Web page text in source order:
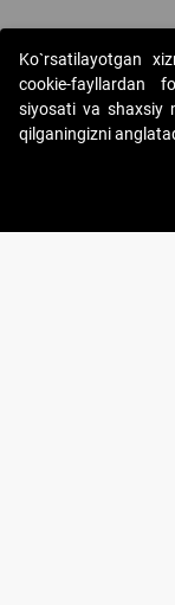
Copyright © 2017-
tashkil etish" AJ.
Ko`rsatilayotgan
cookie-fayllardan
siyosati va shaxsiy
qilganingizni